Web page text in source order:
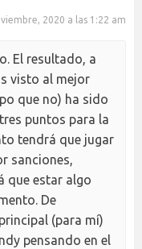
2020 a las 1:22 am
El resultado, a
visto al mejor
que no) ha sido
puntos para la
tendrá que jugar
sanciones,
que estar algo
De
(para mí)
pensando en el